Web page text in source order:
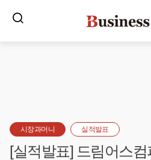
시장과머니 실적발표
[실적발표] 드림어스